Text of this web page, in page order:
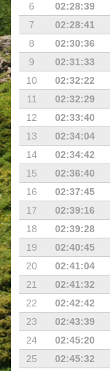
6
02:28:39
7
02:28:41
8
02:30:36
9
02:31:33
10
02:32:22
11
02:32:29
12
02:33:40
13
02:34:04
14
02:34:42
15
02:36:40
16
02:37:45
17
02:39:16
18
02:39:28
19
02:40:45
20
02:41:04
21
02:41:32
22
02:42:42
23
02:43:39
24
02:45:20
25
02:45:32